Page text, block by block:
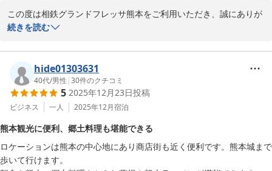
相鉄グランドフレッサ熊本　フロントスタッフ
2026-02-09
この度は相鉄グランドフレッサ熊本をご利用いただき、誠にありが
とうございました。
桜町バスターミナルや繁華街へのアクセスの良さ、そしてクーポン
のご利用やくまモンのお土産にもご満足いただけたとのこと、大変
嬉しく思います。お食事やお買い物も便利にお楽しみいただけたよ
うで何よりです。
同努めてまいります。
またのご来館を心よりお待ちしております。温かいご感想をありが
とうございました。
続きを読む
hide01303631
40代/男性 |30件のクチコミ
5 2025年12月23日投稿
ビジネス 一人 2025年12月宿泊
熊本観光に便利、郷土料理も堪能できる
ロケーションは熊本の中心地にあり商店街も近く便利です。熊本城まで
歩いて行けます。